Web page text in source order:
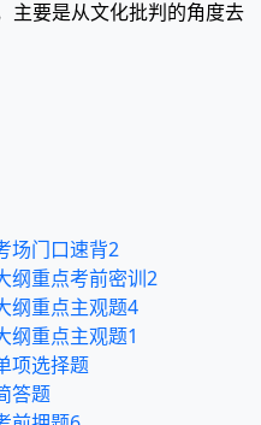
主要是从文化批判的角度去
场门口速背2
纲重点考前密训2
纲重点主观题4
纲重点主观题1
项选择题
答题